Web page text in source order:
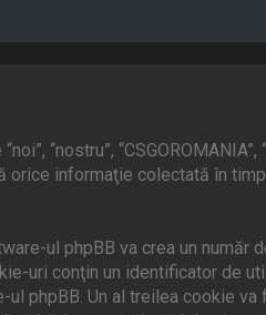
“nostru”,
orice informaţie colectată în
ul phpBB va crea un
uri conţin un identificator de
phpBB. Un al treilea cookie